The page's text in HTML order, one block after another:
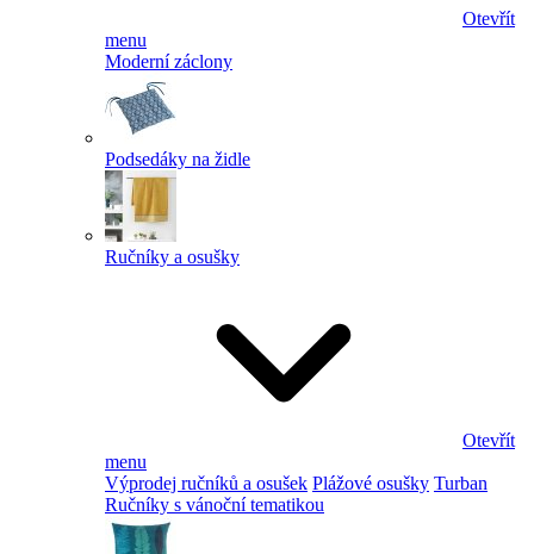
Otevřít
menu
Moderní záclony
Podsedáky na židle
Ručníky a osušky
Otevřít
menu
Výprodej ručníků a osušek Plážové osušky Turban
Ručníky s vánoční tematikou